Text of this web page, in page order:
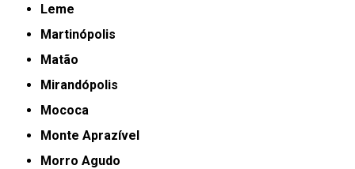
Leme
Martinópolis
Matão
Mirandópolis
Mococa
Monte Aprazível
Morro Agudo